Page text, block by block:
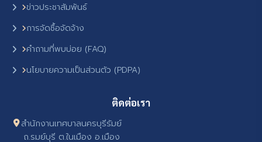
ข่าวประชาสัมพันธ์
การจัดซื้อจัดจ้าง
คำถามที่พบบ่อย (FAQ)
นโยบายความเป็นส่วนตัว (PDPA)
ติดต่อเรา
สำนักงานเทศบาลนครบุรีรัมย์
ถ.รมย์บุรี ต.ในเมือง อ.เมือง